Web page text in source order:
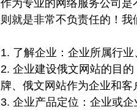
作为专业的网络服务公司
则就是非常不负责任的！
1. 了解企业：企业所属行
2. 企业建设俄文网站的目
牌、俄文网站作为企业和
3. 企业产品定位：企业或